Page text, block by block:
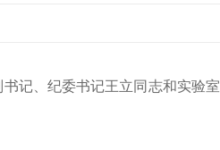
记、纪委书记王立同志和实验室